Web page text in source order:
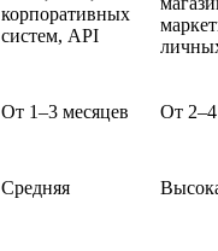
корпоративных
систем, API
От 1–3 месяцев От
Средняя